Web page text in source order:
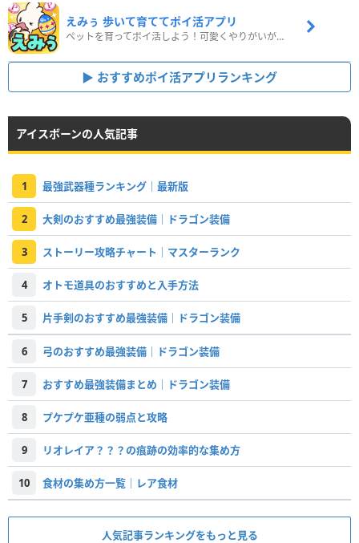
えみぅ 歩いて育ててポイ活アプリ
ペットを育ってポイ活しよう！可愛くやりがいがある新感覚アプリ
おすすめポイ活アプリランキング
アイスボーンの人気記事
1 最強武器種ランキング｜最新版
2 大剣のおすすめ最強装備｜ドラゴン装備
3 ストーリー攻略チャート｜マスターランク
4 オトモ道具のおすすめと入手方法
5 片手剣のおすすめ最強装備｜ドラゴン装備
6 弓のおすすめ最強装備｜ドラゴン装備
7 おすすめ最強装備まとめ｜ドラゴン装備
8 プケプケ亜種の弱点と攻略
9 リオレイア？？？の痕跡の効率的な集め方
10 食材の集め方一覧｜レア食材
人気記事ランキングをもっと見る